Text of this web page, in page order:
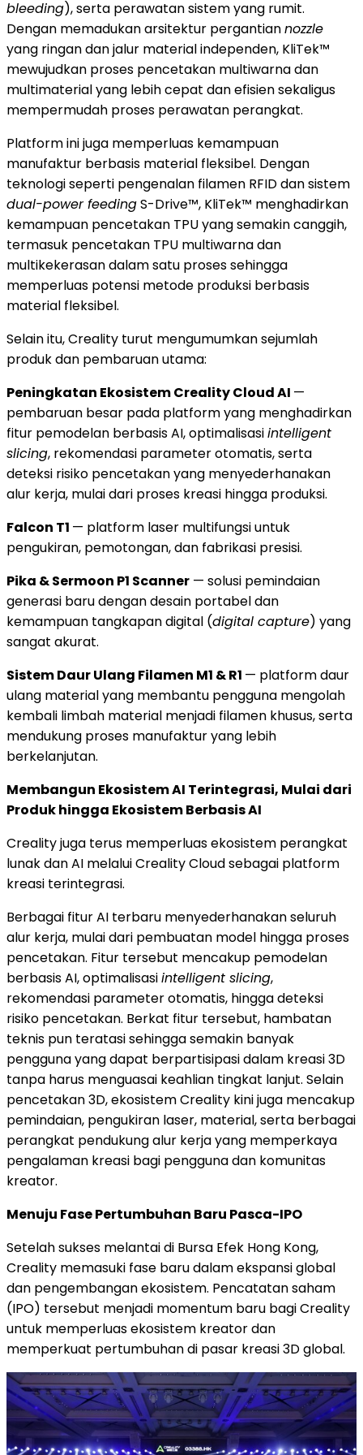
bleeding), serta perawatan sistem yang rumit.
Dengan memadukan arsitektur pergantiannozzle
yang ringan dan jalur material independen, KliTek™
mewujudkan proses pencetakan multiwarna dan
multimaterial yang lebih cepat dan efisien sekaligus
mempermudah proses perawatan perangkat.
Platform ini juga memperluas kemampuan
manufaktur berbasis material fleksibel. Dengan
teknologi seperti pengenalan filamen RFID dan sistem
dual-power feedingS-Drive™, KliTek™ menghadirkan
kemampuan pencetakan TPU yang semakin canggih,
termasuk pencetakan TPU multiwarna dan
multikekerasan dalam satu proses sehingga
memperluas potensi metode produksi berbasis
material fleksibel.
Selain itu, Creality turut mengumumkan sejumlah
produk dan pembaruan utama:
Peningkatan Ekosistem Creality Cloud AI —
pembaruan besar pada platform yang menghadirkan
fitur pemodelan berbasis AI, optimalisasiintelligent
slicing, rekomendasi parameter otomatis, serta
deteksi risiko pencetakan yang menyederhanakan
alur kerja, mulai dari proses kreasi hingga produksi.
Falcon T1 — platform laser multifungsi untuk
pengukiran, pemotongan, dan fabrikasi presisi.
Pika & Sermoon P1 Scanner — solusi pemindaian
generasi baru dengan desain portabel dan
kemampuan tangkapan digital (digital capture) yang
sangat akurat.
Sistem Daur Ulang Filamen M1 & R1 — platform daur
ulang material yang membantu pengguna mengolah
kembali limbah material menjadi filamen khusus, serta
mendukung proses manufaktur yang lebih
berkelanjutan.
Membangun Ekosistem AI Terintegrasi, Mulai dari
Produk hingga Ekosistem Berbasis AI
Creality juga terus memperluas ekosistem perangkat
lunak dan AI melalui Creality Cloud sebagai platform
kreasi terintegrasi.
Berbagai fitur AI terbaru menyederhanakan seluruh
alur kerja, mulai dari pembuatan model hingga proses
pencetakan. Fitur tersebut mencakup pemodelan
berbasis AI, optimalisasiintelligent slicing,
rekomendasi parameter otomatis, hingga deteksi
risiko pencetakan. Berkat fitur tersebut, hambatan
teknis pun teratasi sehingga semakin banyak
pengguna yang dapat berpartisipasi dalam kreasi 3D
tanpa harus menguasai keahlian tingkat lanjut. Selain
pencetakan 3D, ekosistem Creality kini juga mencakup
pemindaian, pengukiran laser, material, serta berbagai
perangkat pendukung alur kerja yang memperkaya
pengalaman kreasi bagi pengguna dan komunitas
kreator.
Menuju Fase Pertumbuhan Baru Pasca-IPO
Setelah sukses melantai di Bursa Efek Hong Kong,
Creality memasuki fase baru dalam ekspansi global
dan pengembangan ekosistem. Pencatatan saham
(IPO) tersebut menjadi momentum baru bagi Creality
untuk memperluas ekosistem kreator dan
memperkuat pertumbuhan di pasar kreasi 3D global.